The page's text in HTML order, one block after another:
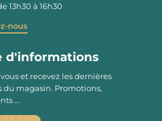
13h30 à 16h30
nous
d'informations
et recevez les dernières
du magasin. Promotions,
...